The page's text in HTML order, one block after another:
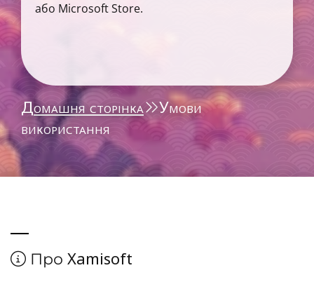
або Microsoft Store.
Домашня сторінка
Умови
використання
Про Xamisoft